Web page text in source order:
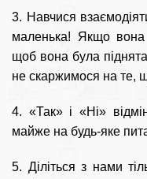
3. Навчися
маленька! Якщо вона
щоб вона була
не скаржимося на те,
4. «Так» і «Ні»
майже на будь-яке
5. Діліться з нами